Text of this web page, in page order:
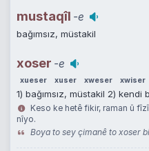
mustaqîl -e
bağımsız, müstakil
xoser -e
xueser xuser xweser xwiser
1) bağımsız, müstakil 2) kendi
Keso ke hetê fikir, raman û
nîyo.
Boya to sey çimanê to xoser